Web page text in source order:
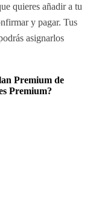
quieres añadir a tu
y pagar. Tus
asignarlos
Premium de
Premium?